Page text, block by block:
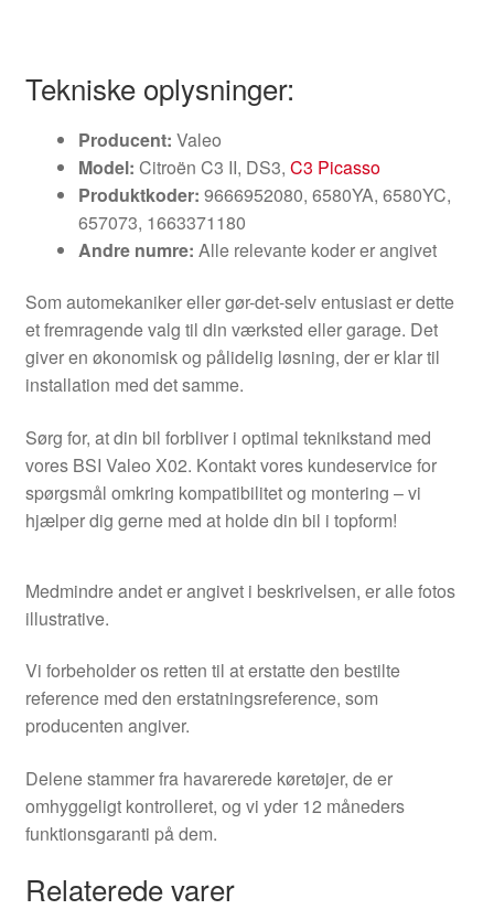
Tekniske oplysninger:
Producent: Valeo
Model: Citroën C3 II, DS3, C3 Picasso
Produktkoder: 9666952080, 6580YA, 6580YC,
657073, 1663371180
Andre numre: Alle relevante koder er angivet
Som automekaniker eller gør-det-selv entusiast er dette
et fremragende valg til din værksted eller garage. Det
giver en økonomisk og pålidelig løsning, der er klar til
installation med det samme.
Sørg for, at din bil forbliver i optimal teknikstand med
vores BSI Valeo X02. Kontakt vores kundeservice for
spørgsmål omkring kompatibilitet og montering – vi
hjælper dig gerne med at holde din bil i topform!
Medmindre andet er angivet i beskrivelsen, er alle fotos
illustrative.
Vi forbeholder os retten til at erstatte den bestilte
reference med den erstatningsreference, som
producenten angiver.
Delene stammer fra havarerede køretøjer, de er
omhyggeligt kontrolleret, og vi yder 12 måneders
funktionsgaranti på dem.
Relaterede varer